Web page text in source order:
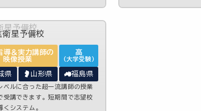
導＆実力講師の
映像授業
高
(大学受験)
県 山形県 福島県
ベルに合った超一流講師の授業
受講できます。短期間で志望校
くシステム。